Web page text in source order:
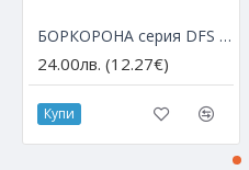
БОРКОРОНА серия DFS с М14 за ъглошлайф – Ø 6 мм
24.00лв. (12.27€)
Купи